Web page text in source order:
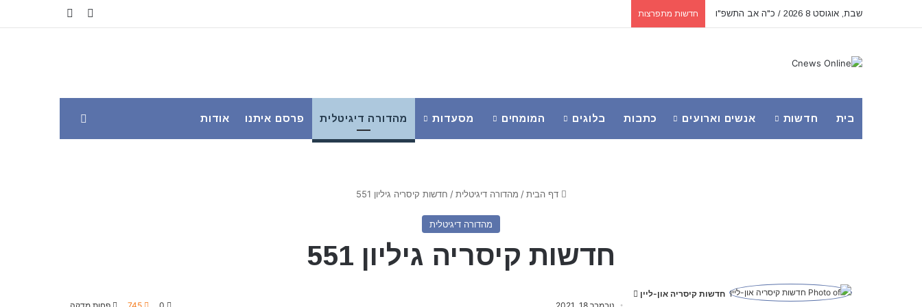
שבת, אוגוסט 8 2026 / כ"ה אב התשפ"ו חדשות מתפרצות Facebook
בית חדשות אנשים וארועים כתבות בלוגים המומחים מסעדות מהדורה דיגיטלית פרסם איתנו אודות
דף הבית / מהדורה דיגיטלית / חדשות קיסריה גיליון 551
מהדורה דיגיטלית
חדשות קיסריה גיליון 551
חדשות קיסריה און-ליין